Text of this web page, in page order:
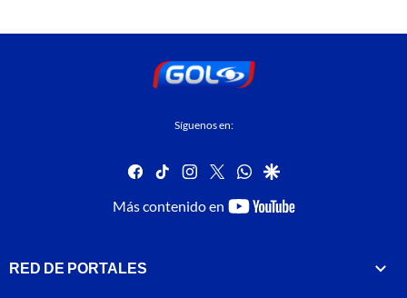
Síguenos en:
facebook
tiktok instagram
twitterwhatsapp
google
Más contenido en
youtube-
RED DE PORTALES